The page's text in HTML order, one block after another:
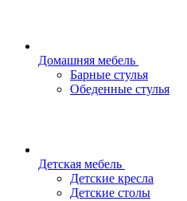
Домашняя мебель
Барные стулья
Обеденные стулья
Детская мебель
Детские кресла
Детские столы